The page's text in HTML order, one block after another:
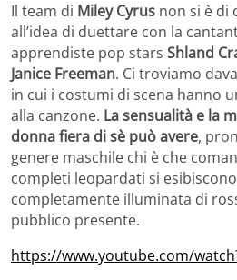
Il team di Miley Cyrus non si è di
all’idea di duettare con la
apprendiste pop stars Shland
Janice Freeman. Ci troviamo
in cui i costumi di scena hanno
alla canzone. La sensualità e la
donna fiera di sè può avere,
genere maschile chi è che
completi leopardati si
completamente illuminata di
pubblico presente.
https://www.youtube.com/